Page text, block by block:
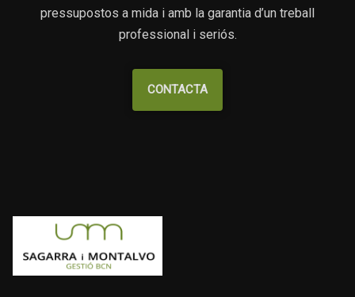
pressupostos a mida i amb la garantia d’un treball
professional i seriós.
CONTACTA